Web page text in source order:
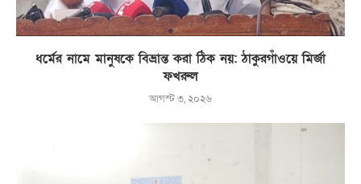
ধর্মের নামে মানুষকে বিভ্রান্ত করা ঠিক নয়: ঠাকুরগাঁওয়ে মির্জা
ফখরুল
আগস্ট ৩, ২০২৬